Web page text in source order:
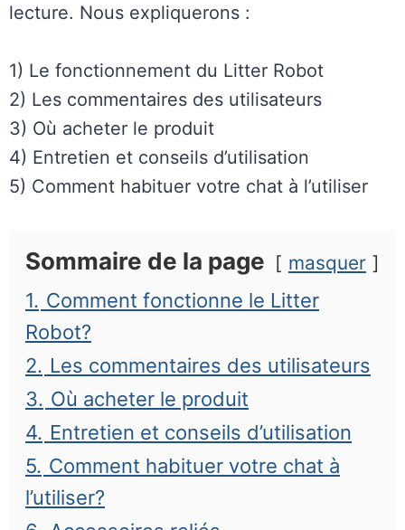
lecture. Nous expliquerons :
1) Le fonctionnement du Litter Robot
2) Les commentaires des utilisateurs
3) Où acheter le produit
4) Entretien et conseils d’utilisation
5) Comment habituer votre chat à l’utiliser
Sommaire de la page masquer
1. Comment fonctionne le Litter
Robot?
2. Les commentaires des utilisateurs
3. Où acheter le produit
4. Entretien et conseils d’utilisation
5. Comment habituer votre chat à
l’utiliser?